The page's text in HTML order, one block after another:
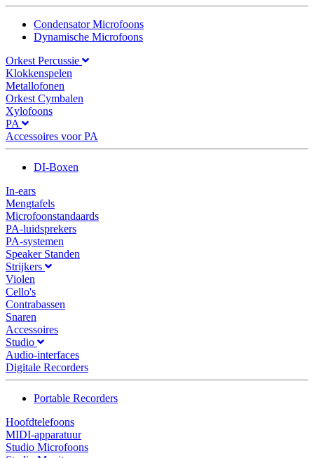
Condensator Microfoons
Dynamische Microfoons
Orkest Percussie
Klokkenspelen
Metallofonen
Orkest Cymbalen
Xylofoons
PA
Accessoires voor PA
DI-Boxen
In-ears
Mengtafels
Microfoonstandaards
PA-luidsprekers
PA-systemen
Speaker Standen
Strijkers
Violen
Cello's
Contrabassen
Snaren
Accessoires
Studio
Audio-interfaces
Digitale Recorders
Portable Recorders
Hoofdtelefoons
MIDI-apparatuur
Studio Microfoons